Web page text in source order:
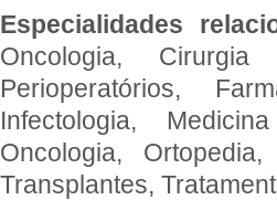
Especialidades
Oncologia,
Perioperatórios,
Infectologia,
Oncologia,
Transplantes,